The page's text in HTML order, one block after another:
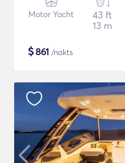
Motor Yacht
43 ft
13 m
$861 /nakts